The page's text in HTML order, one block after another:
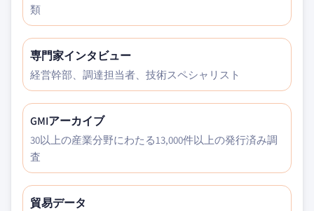
類
専門家インタビュー
経営幹部、調達担当者、技術スペシャリスト
GMIアーカイブ
30以上の産業分野にわたる13,000件以上の発行済み調
査
貿易データ